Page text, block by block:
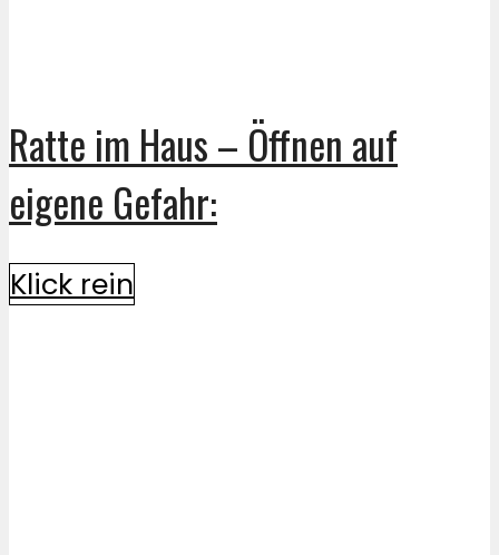
Ratte im Haus – Öffnen auf
eigene Gefahr:
Klick rein